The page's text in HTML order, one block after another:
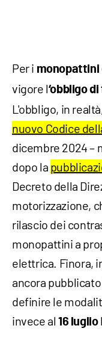
Per i
vigore l‘obbligo
L'obbligo, in
nuovo Codice
dicembre 2024 –
dopo la
Decreto della
motorizzazione,
rilascio dei
monopattini a
elettrica. Finora,
ancora
definire le
invece al 16 luglio